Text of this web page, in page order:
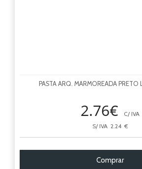
PASTA ARQ. MARMOREADA PRETO
2.76€
C/ IVA
S/ IVA 2.24 €
Comprar